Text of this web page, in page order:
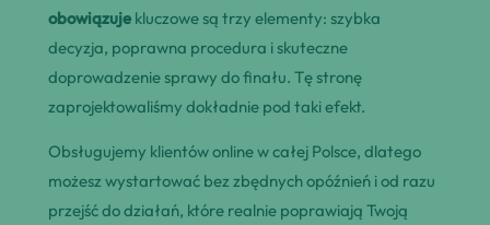
obowiązuje kluczowe są trzy elementy: szybka
decyzja, poprawna procedura i skuteczne
doprowadzenie sprawy do finału. Tę stronę
zaprojektowaliśmy dokładnie pod taki efekt.
Obsługujemy klientów online w całej Polsce, dlatego
możesz wystartować bez zbędnych opóźnień i od razu
przejść do działań, które realnie poprawiają Twoją